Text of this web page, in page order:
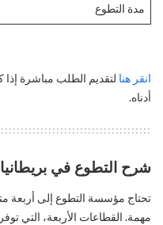
مدة التطوع
انقر هنا لتقديم الطلب مباشرة
أدناه.
شرح التطوع في بريطانيا
تحتاج مؤسسة التطوع إلى أربعة
مهمة. القطاعات الأربعة، التي